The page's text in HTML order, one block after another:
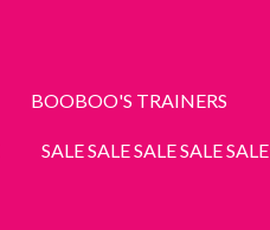
BOOBOO'S TRAINERS
SALE SALE SALE SALE SALE